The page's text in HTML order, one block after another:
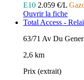
E10 2.059 €/L
Ouvrir la fiche
Total Access -
63/71 Av Du
2,6 km
Prix (extrait)